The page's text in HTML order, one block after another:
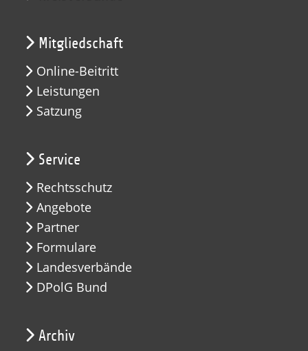
Mitgliedschaft
Online-Beitritt
Leistungen
Satzung
Service
Rechtsschutz
Angebote
Partner
Formulare
Landesverbände
DPolG Bund
Archiv